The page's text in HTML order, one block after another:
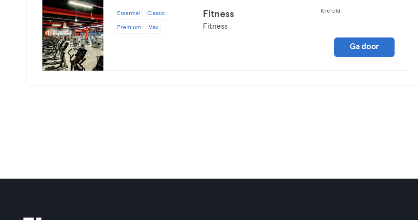
Essential Classic
Premium Max
Fitness
Fitness
Krefeld
Ga door